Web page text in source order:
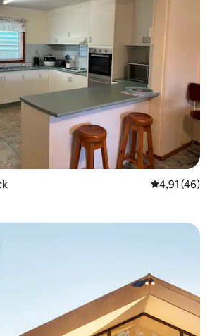
4,91 av 5 i
4,91 (46)